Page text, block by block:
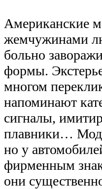
Американские
жемчужинами
больно
формы.
многом
напоминают
сигналы,
плавники…
но у
фирменным
они